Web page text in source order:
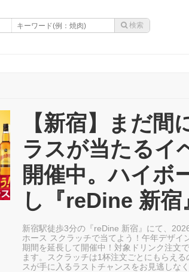
【新宿】まだ間
ラスが当たるイ
開催中。ハイボ
し『reDine 新宿
新宿駅徒歩3分の『reDine 新宿』にて、
ホース スクラッチで当てよう！午年デザイ
期間を延長して開催中！対象ドリンク注文
ます。スクラッチは1杯注文ごとにもらえ
スが手に入るラストチャンスをお見逃しなく